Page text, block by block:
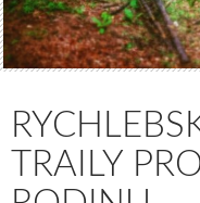
TRAILY